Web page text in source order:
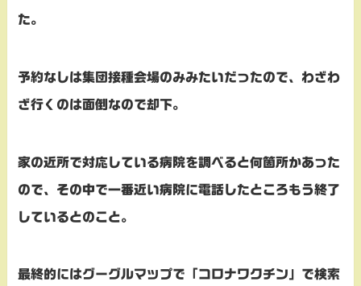
た。
予約なしは集団接種会場のみみたいだったので、わざわ
ざ行くのは面倒なので却下。
家の近所で対応している病院を調べると何箇所かあった
ので、その中で一番近い病院に電話したところもう終了
しているとのこと。
最終的にはグーグルマップで「コロナワクチン」で検索